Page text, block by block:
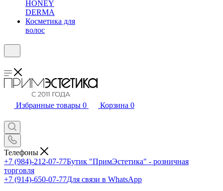
HONEY
DERMA
Косметика для
волос
Избранные товары 0 Корзина 0
Телефоны
+7 (984)-212-07-77Бутик "ПримЭстетика" - розничная
торговля
+7 (914)-650-07-77Для связи в WhatsApp